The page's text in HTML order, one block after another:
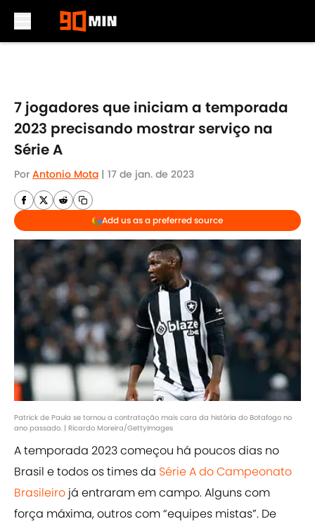
7 jogadores que iniciam a temporada
2023 precisando mostrar serviço na
Série A
Por Antonio Mota | 17 de jan. de 2023
Add us as a preferred source
Patrick de Paula se tornou a contratação mais cara da história do Botafogo no
ano passado. | Ricardo Moreira/GettyImages
A temporada 2023 começou há poucos dias no
Brasil e todos os times da Série A do Campeonato
Brasileiro já entraram em campo. Alguns com
força máxima, outros com “equipes mistas”. De